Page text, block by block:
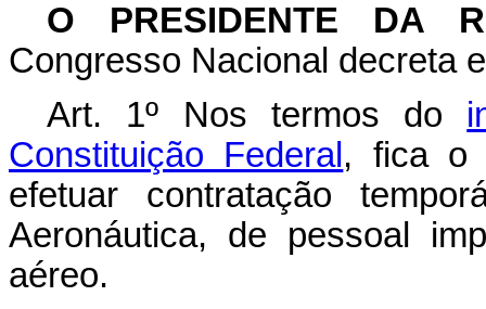
O PRESIDENTE DA
Congresso Nacional decreta
Art. 1º Nos termos do
Constituição Federal , fica o
efetuar contratação
Aeronáutica, de pessoal
aéreo.